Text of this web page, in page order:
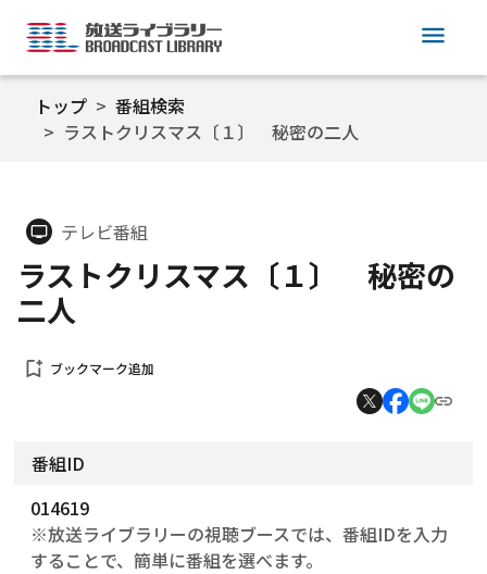
menu
トップ
番組検索
ラストクリスマス〔１〕 秘密の二人
tv テレビ番組
ラストクリスマス〔１〕 秘密の
二人
bookmark_add ブックマーク追加
番組ID
014619
※放送ライブラリーの視聴ブースでは、番組IDを入力
することで、簡単に番組を選べます。